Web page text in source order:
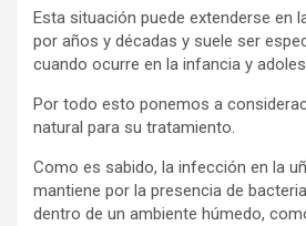
Esta situación puede extenderse en
por años y décadas y suele ser
cuando ocurre en la infancia y
Por todo esto ponemos a
natural para su tratamiento.
Como es sabido, la infección en la
mantiene por la presencia de
dentro de un ambiente húmedo,